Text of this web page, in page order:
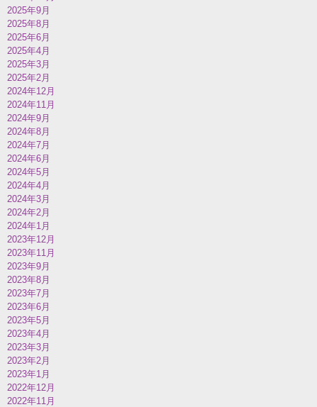
2025年9月
2025年8月
2025年6月
2025年4月
2025年3月
2025年2月
2024年12月
2024年11月
2024年9月
2024年8月
2024年7月
2024年6月
2024年5月
2024年4月
2024年3月
2024年2月
2024年1月
2023年12月
2023年11月
2023年9月
2023年8月
2023年7月
2023年6月
2023年5月
2023年4月
2023年3月
2023年2月
2023年1月
2022年12月
2022年11月